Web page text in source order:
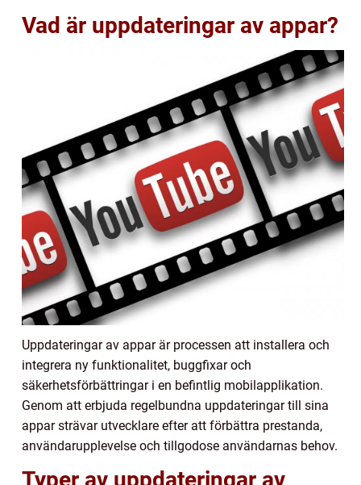
Vad är uppdateringar av appar?
Uppdateringar av appar är processen att installera och
integrera ny funktionalitet, buggfixar och
säkerhetsförbättringar i en befintlig mobilapplikation.
Genom att erbjuda regelbundna uppdateringar till sina
appar strävar utvecklare efter att förbättra prestanda,
användarupplevelse och tillgodose användarnas behov.
Typer av uppdateringar av